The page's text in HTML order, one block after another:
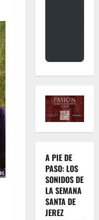
A PIE DE
PASO: LOS
SONIDOS DE
LA SEMANA
SANTA DE
JEREZ